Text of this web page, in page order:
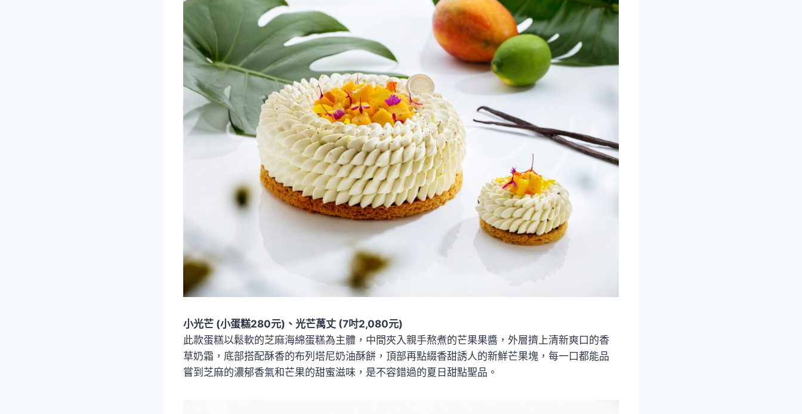
小光芒 (小蛋糕280元)、光芒萬丈 (7吋2,080元)
此款蛋糕以鬆軟的芝麻海綿蛋糕為主體，中間夾入親手熬煮的芒果果醬，外層擠上清新爽口的香
草奶霜，底部搭配酥香的布列塔尼奶油酥餅，頂部再點綴香甜誘人的新鮮芒果塊，每一口都能品
嘗到芝麻的濃郁香氣和芒果的甜蜜滋味，是不容錯過的夏日甜點聖品。